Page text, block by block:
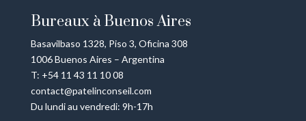
Bureaux à Buenos Aires
Basavilbaso 1328, Piso 3, Oficina 308
1006 Buenos Aires – Argentina
T: +54 11 43 11 10 08
contact@patelinconseil.com
Du lundi au vendredi: 9h-17h